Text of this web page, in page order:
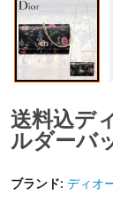
送料込デ
ルダーバ
ブランド: ディオ